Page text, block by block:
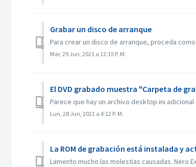
Grabar un disco de arranque
Para crear un disco de arranque, proceda
Mar, 29 Jun, 2021 a 12:15 P. M.
El DVD grabado muestra "Carpeta de
Parece que hay un archivo desktop.ini
Lun, 28 Jun, 2021 a 4:12 P. M.
La ROM de grabación está instalada y
Lamento mucho las molestias causadas. Nero